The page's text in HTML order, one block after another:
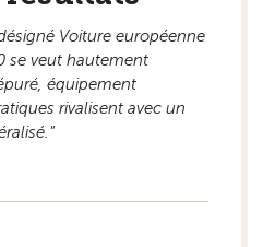
Vers la vue d'ensemble
Voiture européenne
se veut hautement
équipement
rivalisent avec un